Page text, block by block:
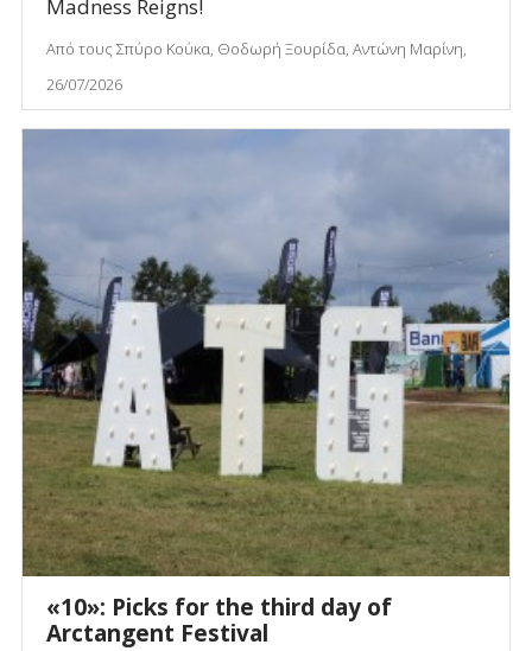
Madness Reigns!
Από τους Σπύρο Κούκα, Θοδωρή Ξουρίδα, Αντώνη Μαρίνη,
26/07/2026
«10»: Picks for the third day of
Arctangent Festival